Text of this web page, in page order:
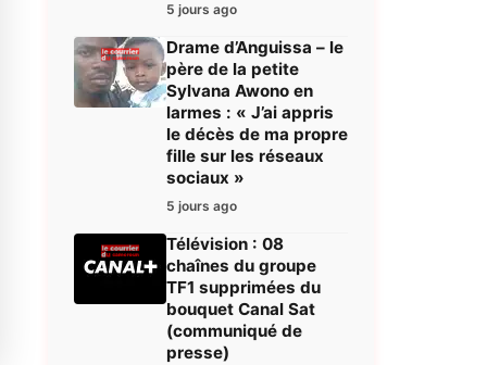
5 jours ago
Drame d’Anguissa – le
père de la petite
Sylvana Awono en
larmes : « J’ai appris
le décès de ma propre
fille sur les réseaux
sociaux »
5 jours ago
Télévision : 08
chaînes du groupe
TF1 supprimées du
bouquet Canal Sat
(communiqué de
presse)